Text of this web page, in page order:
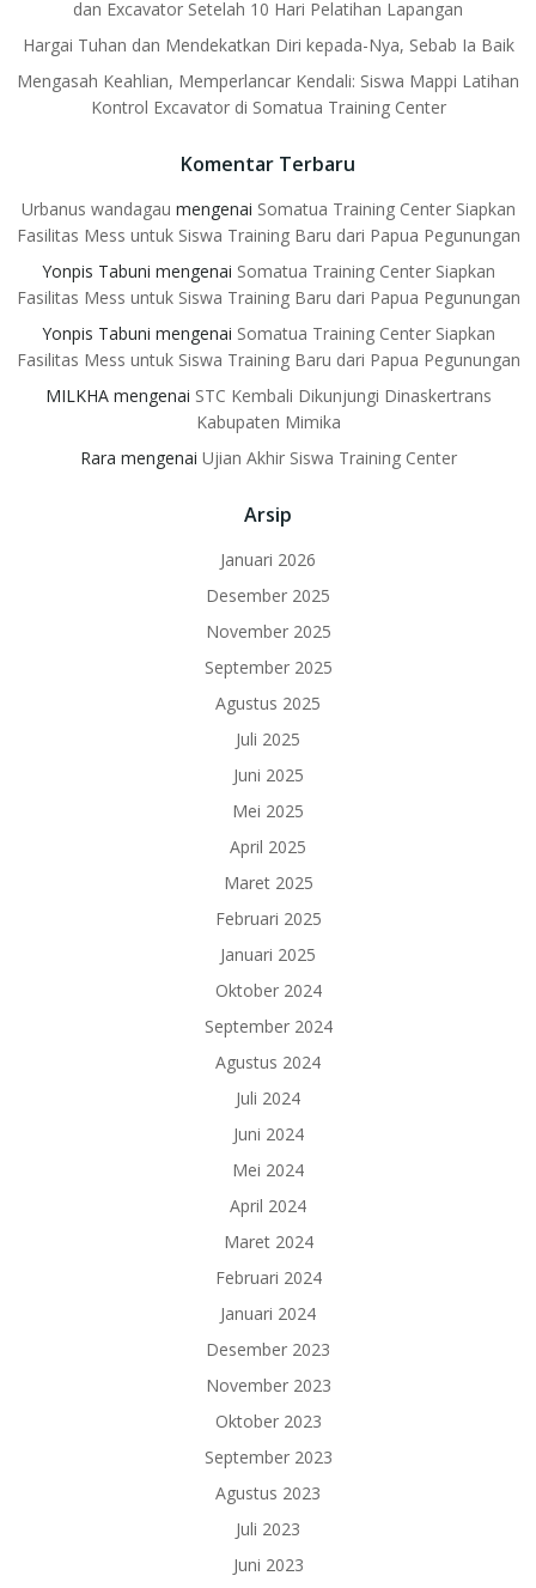
dan Excavator Setelah 10 Hari Pelatihan Lapangan
Hargai Tuhan dan Mendekatkan Diri kepada-Nya, Sebab Ia Baik
Mengasah Keahlian, Memperlancar Kendali: Siswa Mappi Latihan
Kontrol Excavator di Somatua Training Center
Komentar Terbaru
Urbanus wandagau mengenai Somatua Training Center Siapkan
Fasilitas Mess untuk Siswa Training Baru dari Papua Pegunungan
Yonpis Tabuni mengenai Somatua Training Center Siapkan
Fasilitas Mess untuk Siswa Training Baru dari Papua Pegunungan
Yonpis Tabuni mengenai Somatua Training Center Siapkan
Fasilitas Mess untuk Siswa Training Baru dari Papua Pegunungan
MILKHAmengenai STC Kembali Dikunjungi Dinaskertrans
Kabupaten Mimika
Rara mengenai Ujian Akhir Siswa Training Center
Arsip
Januari 2026
Desember 2025
November 2025
September 2025
Agustus 2025
Juli 2025
Juni 2025
Mei 2025
April 2025
Maret 2025
Februari 2025
Januari 2025
Oktober 2024
September 2024
Agustus 2024
Juli 2024
Juni 2024
Mei 2024
April 2024
Maret 2024
Februari 2024
Januari 2024
Desember 2023
November 2023
Oktober 2023
September 2023
Agustus 2023
Juli 2023
Juni 2023